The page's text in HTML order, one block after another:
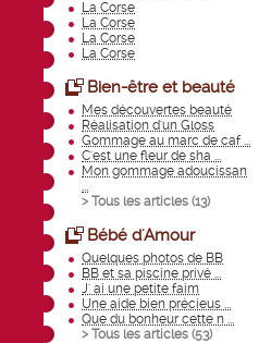
La Corse
La Corse
La Corse
La Corse
Bien-être et beauté
Mes découvertes beauté
Réalisation d'un Gloss
Gommage au marc de caf ...
C'est une fleur de sha ...
Mon gommage adoucissan
...
> Tous les articles (13)
Bébé d'Amour
Quelques photos de BB
BB et sa piscine privé ...
J' ai une petite faim
Une aide bien précieus ...
Que du bonheur cette n ...
> Tous les articles (53)